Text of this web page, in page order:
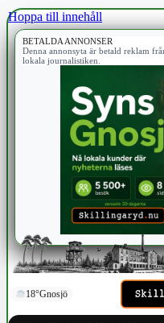
Hoppa till innehåll
BETALDA ANNONSER
Denna annonsyta är betald reklam
lokala journalistiken.
18°Gnosjö